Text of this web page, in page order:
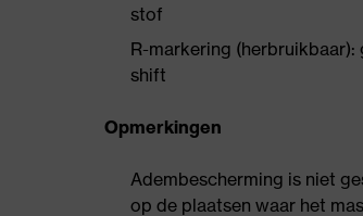
stof
R-markering
shift
Opmerkingen
Adembescherming is niet
op de plaatsen waar het